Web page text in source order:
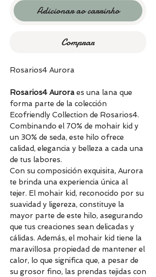
Adicionar ao carrinho
Comprar
Rosarios4 Aurora
Rosarios4 Aurora es una lana que
forma parte de la colección
Ecofriendly Collection de Rosarios4.
Combinando el 70% de mohair kid y
un 30% de seda, este hilo ofrece
calidad, elegancia y belleza a cada una
de tus labores.
Con su composición exquisita, Aurora
te brinda una experiencia única al
tejer. El mohair kid, reconocido por su
suavidad y ligereza, constituye la
mayor parte de este hilo, asegurando
que tus creaciones sean delicadas y
cálidas. Además, el mohair kid tiene la
maravillosa propiedad de mantener el
calor, lo que significa que, a pesar de
su grosor fino, las prendas tejidas con